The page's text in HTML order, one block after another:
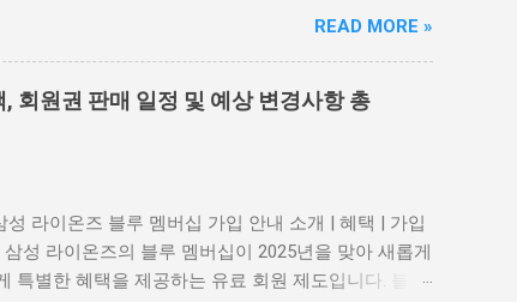
능성 판단 기준 출처가 불분명 하거나 광고 네트워크
금 클릭하세요' 식의 유도 문구 사용 의심스러운 링
등 비전문적 메시지 구성 로그인 정보, 원격 제어
터넷진흥원) 3. 2025 유튜브 광고 및 콘텐츠 정책 변
광고 차단 프로그램 사용 시 경고 메시지 가 유튜브
이며, 앞으로 제한 조치가 도입될 가능성 도 있습니
허용 하는 것도 방법입니다. 📎 광고 차단 프로그램
READ MORE »
회원권 판매 일정 및 예상 변경사항 총
라이온즈 블루 멤버십 가입 안내 소개 | 혜택 | 가입
성 라이온즈의 블루 멤버십이 2025년을 맞아 새롭게
특별한 혜택을 제공하는 유료 회원 제도입니다. 블루